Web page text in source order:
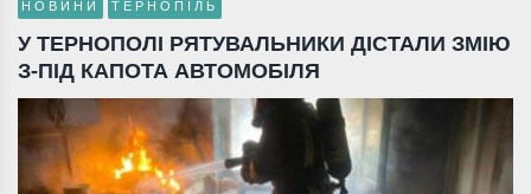
НОВИНИ ТЕРНОПІЛЬ
У ТЕРНОПОЛІ РЯТУВАЛЬНИКИ ДІСТАЛИ ЗМІЮ
З-ПІД КАПОТА АВТОМОБІЛЯ